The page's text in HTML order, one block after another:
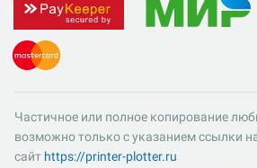
Частичное или полное копирование
возможно только с указанием ссылки
сайт https://printer-plotter.ru